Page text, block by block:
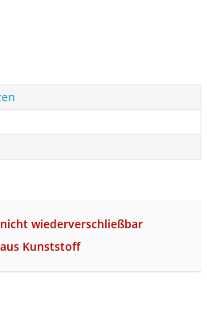
wiederverschließbar
Kunststoff